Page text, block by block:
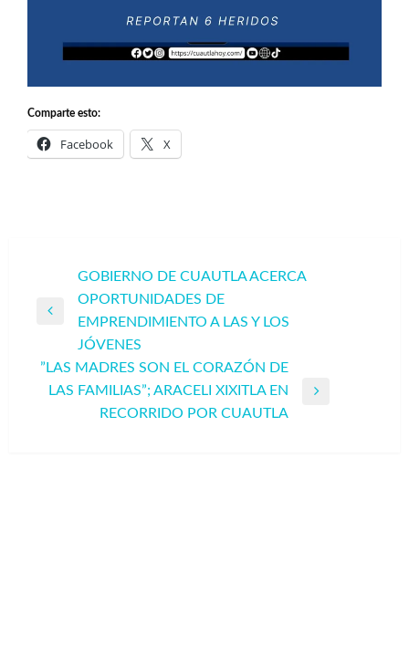
Comparte esto:
Facebook X
Navegación
de
entradas
Entrada
anterior
GOBIERNO DE CUAUTLA ACERCA
OPORTUNIDADES DE
EMPRENDIMIENTO A LAS Y LOS
JÓVENES
”LAS MADRES SON EL CORAZÓN DE
LAS FAMILIAS”; ARACELI XIXITLA EN
RECORRIDO POR CUAUTLA